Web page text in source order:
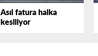
Asıl fatura halka
kesiliyor